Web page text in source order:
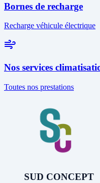
Bornes de recharge
Recharge véhicule électrique
Nos services
Toutes nos prestations
SUD CONCEPT